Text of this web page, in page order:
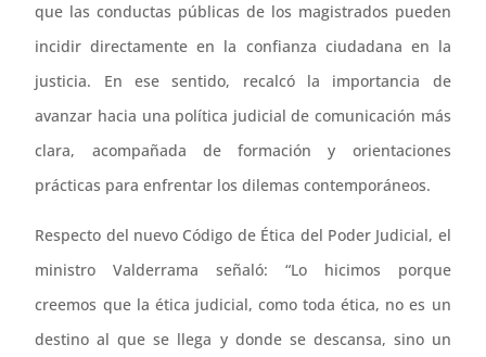
que las conductas públicas de los magistrados pueden
incidir directamente en la confianza ciudadana en la
justicia. En ese sentido, recalcó la importancia de
avanzar hacia una política judicial de comunicación más
clara, acompañada de formación y orientaciones
prácticas para enfrentar los dilemas contemporáneos.
Respecto del nuevo Código de Ética del Poder Judicial, el
ministro Valderrama señaló: “Lo hicimos porque
creemos que la ética judicial, como toda ética, no es un
destino al que se llega y donde se descansa, sino un